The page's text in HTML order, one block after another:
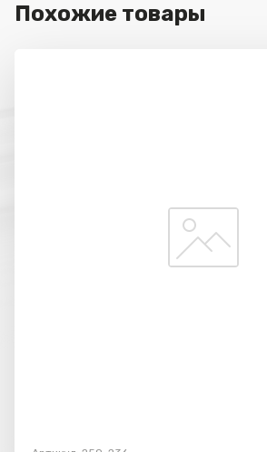
Похожие товары